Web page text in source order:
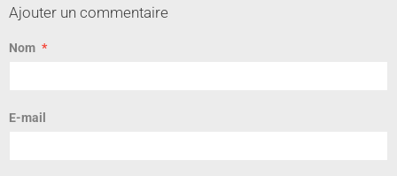
Ajouter un commentaire
Nom
E-mail